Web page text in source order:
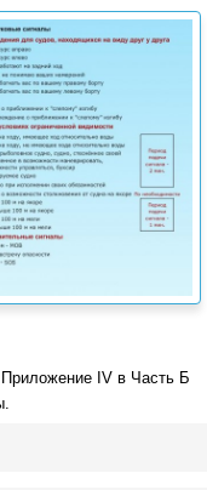
IV в Часть Б